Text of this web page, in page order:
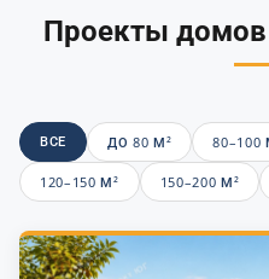
Проекты
ВСЕ ДО 80 М² 80–100
120–150 М² 150–200 М²